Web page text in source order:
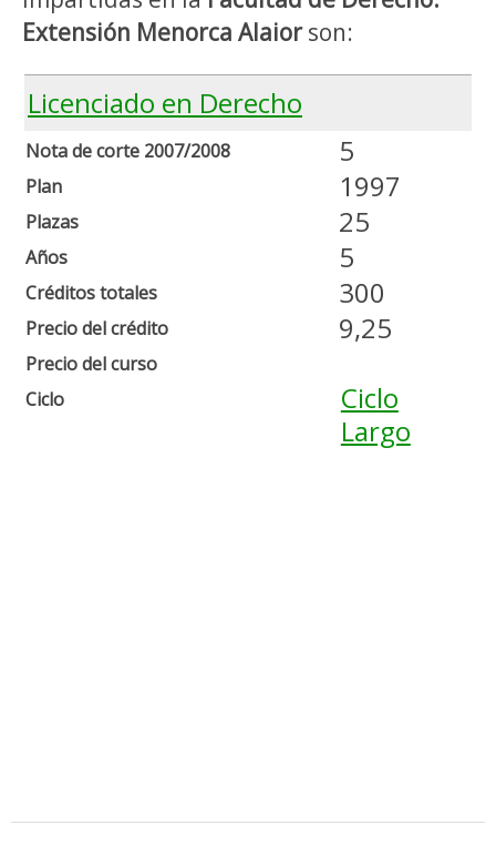
Extensión Menorca Alaiorson:
Licenciado en Derecho
Nota de corte 2007/2008
Plan
Plazas
Años
Créditos totales
Precio del crédito
Precio del curso
Ciclo
5
1997
25
5
300
9,25
Ciclo
Largo